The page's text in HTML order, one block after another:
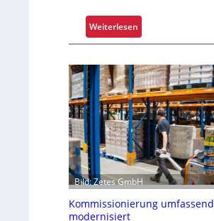
x
r
i
s
t
a
l
s
F
a
h
Weiterlesen
K
a
g
a
r
m
-
U
n
i
k
Bild: Zetes GmbH
Kommissionierung umfassend
modernisiert